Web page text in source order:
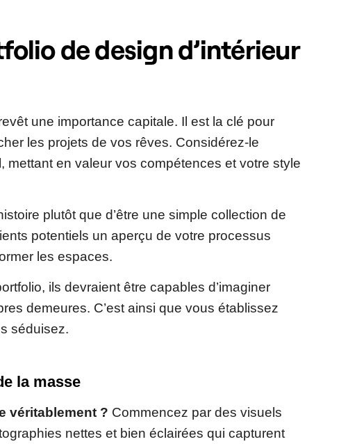
de design d’intérieur
une importance capitale. Il est la clé pour
les projets de vos rêves. Considérez-le
mettant en valeur vos compétences et votre style
plutôt que d’être une simple collection de
potentiels un aperçu de votre processus
les espaces.
ils devraient être capables d’imaginer
demeures. C’est ainsi que vous établissez
séduisez.
la masse
véritablement ? Commencez par des visuels
nettes et bien éclairées qui capturent